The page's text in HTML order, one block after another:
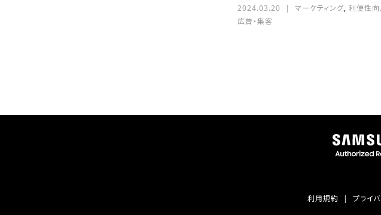
2024.03.20 マーケティング, 利便性向
広告・集客
利用規約 プライ